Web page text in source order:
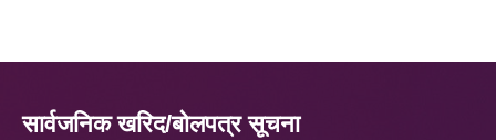
सार्वजनिक खरिद/बोलपत्र सूचना